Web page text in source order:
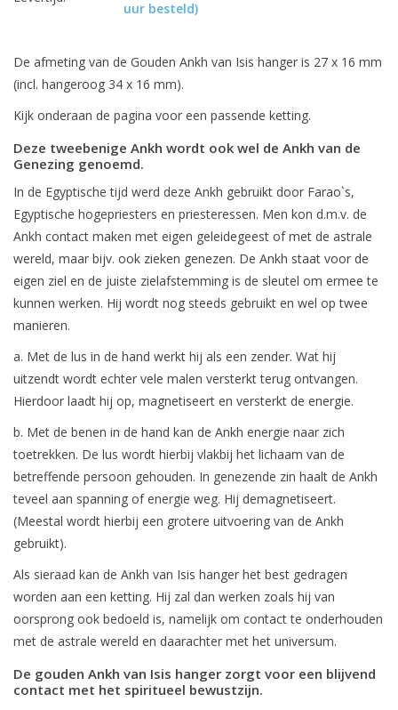
uur besteld)
De afmeting van de Gouden Ankh van Isis hanger is 27 x 16 mm
(incl. hangeroog 34 x 16 mm).
Kijk onderaan de pagina voor een passende ketting.
Deze tweebenige Ankh wordt ook wel de Ankh van de
Genezing genoemd.
In de Egyptische tijd werd deze Ankh gebruikt door Farao`s,
Egyptische hogepriesters en priesteressen. Men kon d.m.v. de
Ankh contact maken met eigen geleidegeest of met de astrale
wereld, maar bijv. ook zieken genezen. De Ankh staat voor de
eigen ziel en de juiste zielafstemming is de sleutel om ermee te
kunnen werken. Hij wordt nog steeds gebruikt en wel op twee
manieren.
a. Met de lus in de hand werkt hij als een zender. Wat hij
uitzendt wordt echter vele malen versterkt terug ontvangen.
Hierdoor laadt hij op, magnetiseert en versterkt de energie.
b. Met de benen in de hand kan de Ankh energie naar zich
toetrekken. De lus wordt hierbij vlakbij het lichaam van de
betreffende persoon gehouden. In genezende zin haalt de Ankh
teveel aan spanning of energie weg. Hij demagnetiseert.
(Meestal wordt hierbij een grotere uitvoering van de Ankh
gebruikt).
Als sieraad kan de Ankh van Isis hanger het best gedragen
worden aan een ketting. Hij zal dan werken zoals hij van
oorsprong ook bedoeld is, namelijk om contact te onderhouden
met de astrale wereld en daarachter met het universum.
De gouden Ankh van Isis hanger zorgt voor een blijvend
contact met het spiritueel bewustzijn.